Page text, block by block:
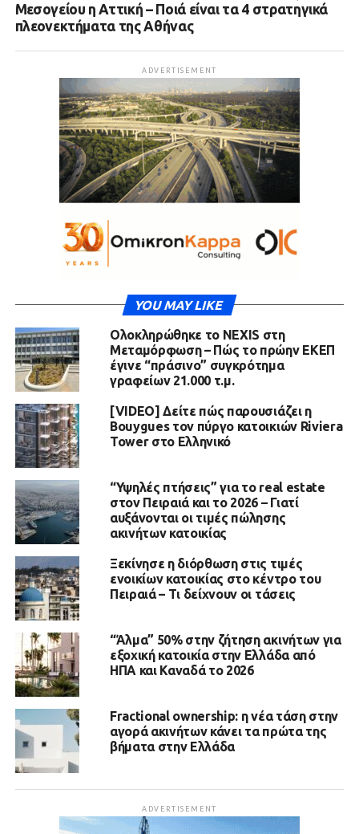
Μεσογείου η Αττική – Ποιά είναι τα 4 στρατηγικά
πλεονεκτήματα της Αθήνας
ADVERTISEMENT
YOU MAY LIKE
Ολοκληρώθηκε το NEXIS στη
Μεταμόρφωση – Πώς το πρώην ΕΚΕΠ
έγινε “πράσινο” συγκρότημα
γραφείων 21.000 τ.μ.
[VIDEO] Δείτε πώς παρουσιάζει η
Bouygues τον πύργο κατοικιών Riviera
Tower στο Ελληνικό
“Υψηλές πτήσεις” για το real estate
στον Πειραιά και το 2026 – Γιατί
αυξάνονται οι τιμές πώλησης
ακινήτων κατοικίας
Ξεκίνησε η διόρθωση στις τιμές
ενοικίων κατοικίας στο κέντρο του
Πειραιά – Τι δείχνουν οι τάσεις
“Άλμα” 50% στην ζήτηση ακινήτων για
εξοχική κατοικία στην Ελλάδα από
ΗΠΑ και Καναδά το 2026
Fractional ownership: η νέα τάση στην
αγορά ακινήτων κάνει τα πρώτα της
βήματα στην Ελλάδα
ADVERTISEMENT